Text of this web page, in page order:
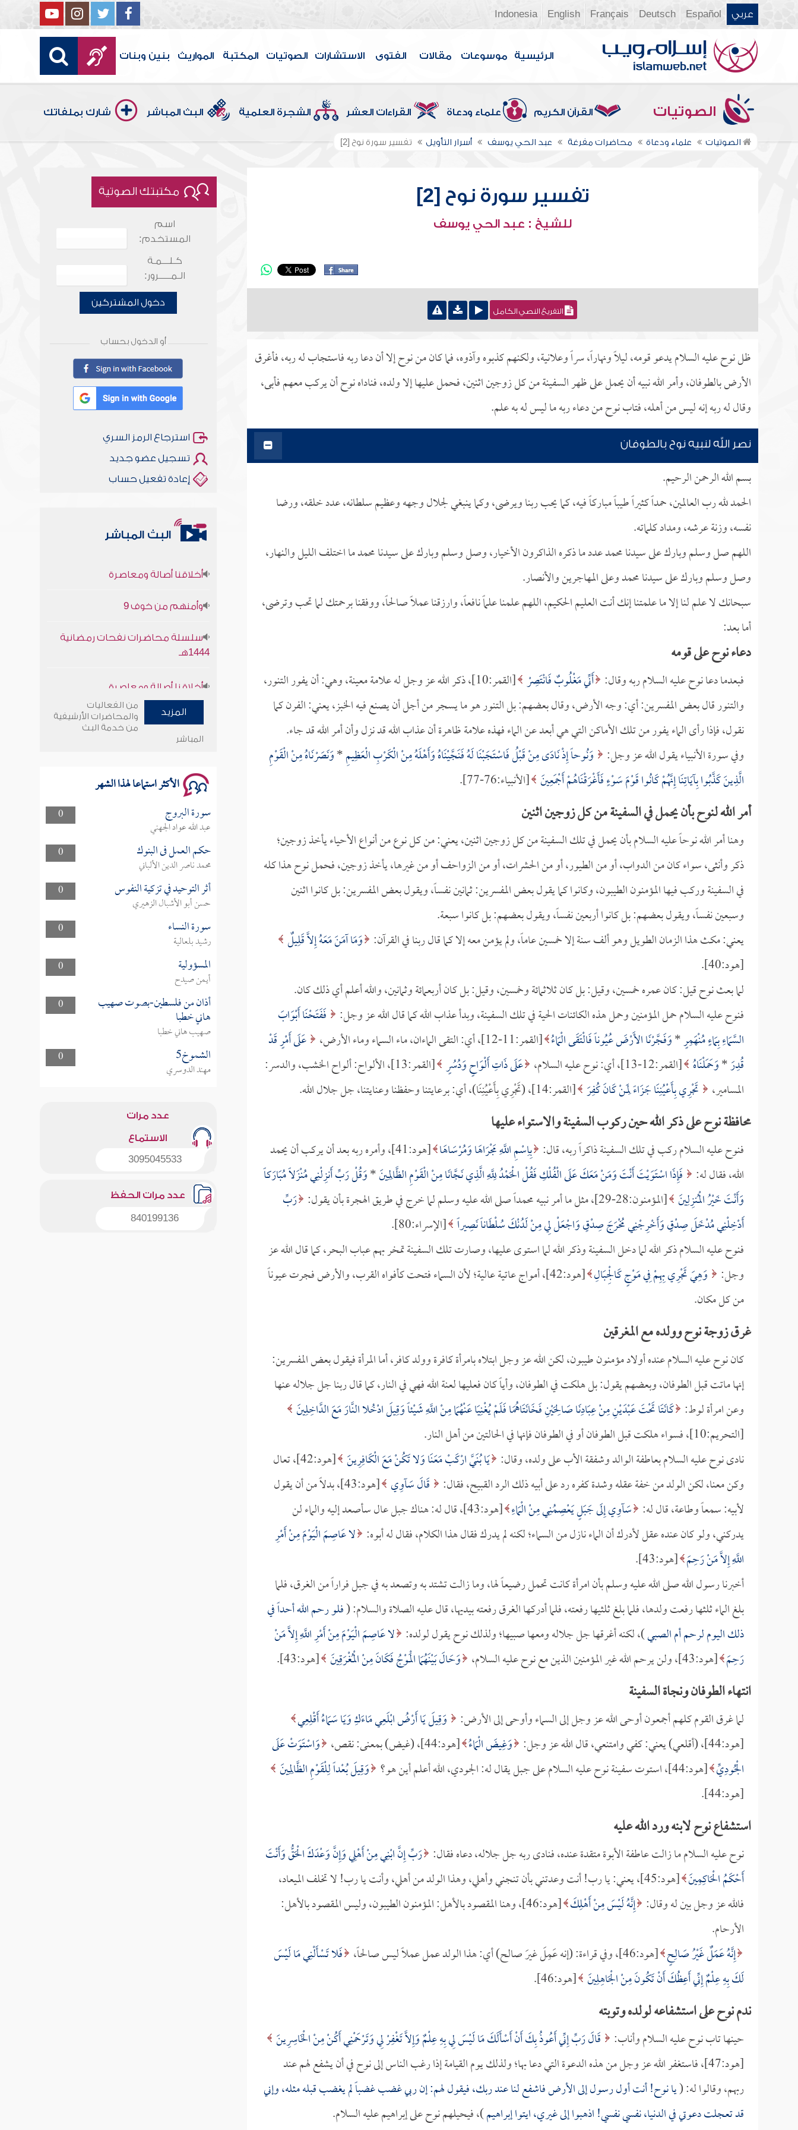
عربي Español
Deutsch
Français
English
Indonesia
الرئيسية موسوعات مقالات الفتوى الاستشارات الصوتيات المكتبة المواريث بنين وبنات
الصوتيات القرآن الكريم علماء ودعاة القراءات العشر الشجرة العلمية البث المباشر شارك بملفاتك
الصوتيات علماء ودعاة محاضرات مفرغة عبد الحي يوسف أسرار التأويل تفسير سورة نوح [2]
تفسير سورة نوح [2]
للشيخ : عبد الحي يوسف
التفريغ النصي الكامل
ظل نوح عليه السلام يدعو قومه، ليلاً ونهاراً، سراً وعلانية، ولكنهم كذبوه وآذوه، فما كان من نوح إلا أن دعا ربه فاستجاب له ربه، فأغرق
الأرض بالطوفان، وأمر الله نبيه أن يحمل على ظهر السفينة من كل زوجين اثنين، فحمل عليها إلا ولده، فناداه نوح أن يركب معهم فأبى،
وقال له ربه إنه ليس من أهله، فتاب نوح من دعاء ربه ما ليس له به علم.
نصر الله لنبيه نوح بالطوفان
بسم الله الرحمن الرحيم.
الحمد لله رب العالمين، حمداً كثيراً طيباً مباركاً فيه، كما يحب ربنا ويرضى، وكما ينبغي لجلال وجهه وعظيم سلطانه، عدد خلقه، ورضا
نفسه، وزنة عرشه، ومداد كلماته.
اللهم صل وسلم وبارك على سيدنا محمد عدد ما ذكره الذاكرون الأخيار، وصل وسلم وبارك على سيدنا محمد ما اختلف الليل والنهار،
وصل وسلم وبارك على سيدنا محمد وعلى المهاجرين والأنصار.
سبحانك لا علم لنا إلا ما علمتنا إنك أنت العليم الحكيم، اللهم علمنا علماً نافعاً، وارزقنا عملاً صالحاً، ووفقنا برحمتك لما تحب وترضى،
أما بعد:
دعاء نوح على قومه
فبعدما دعا نوح عليه السلام ربه وقال: أَنِّي مَغْلُوبٌ فَانْتَصِرْ
[القمر:10]، ذكر الله عز وجل له علامة معينة، وهي: أن يفور التنور،
والتنور قال بعض المفسرين: أي: وجه الأرض، وقال بعضهم: بل التنور هو ما يسجر من أجل أن يصنع فيه الخبز، يعني: الفرن كما
نقول، فإذا رأى الماء يفور من تلك الأماكن التي هي أبعد عن الماء فهذه علامة ظاهرة أن عذاب الله قد نزل وأن أمر الله قد جاء.
وفي سورة الأنبياء يقول الله عز وجل:
وَنُوحاً إِذْ نَادَى مِنْ قَبْلُ فَاسْتَجَبْنَا لَهُ فَنَجَّيْنَاهُ وَأَهْلَهُ مِنْ الْكَرْبِ الْعَظِيمِ*وَنَصَرْنَاهُ مِنْ الْقَوْمِ
الَّذِينَ كَذَّبُوا بِآيَاتِنَا إِنَّهُمْ كَانُوا قَوْمَ سَوْءٍ فَأَغْرَقْنَاهُمْ أَجْمَعِينَ [الأنبياء:76-77].
أمر الله لنوح بأن يحمل في السفينة من كل زوجين اثنين
وهنا أمر الله نوحاً عليه السلام بأن يحمل في تلك السفينة من كل زوجين اثنين، يعني: من كل نوع من أنواع الأحياء يأخذ زوجين؛
ذكر وأنثى، سواء كان من الدواب، أو من الطيور، أو من الحشرات، أو من الزواحف أو من غيرها، يأخذ زوجين، فحمل نوح هذا كله
في السفينة وركب فيها المؤمنون الطيبون، وكانوا كما يقول بعض المفسرين: ثمانين نفساً، ويقول بعض المفسرين: بل كانوا اثنين
وسبعين نفساً، ويقول بعضهم: بل كانوا أربعين نفساً، ويقول بعضهم: بل كانوا سبعة.
يعني: مكث هذا الزمان الطويل وهو ألف سنة إلا خمسين عاماً، ولم يؤمن معه إلا كما قال ربنا في القرآن: وَمَا آمَنَ مَعَهُ إِلاَّ قَلِيلٌ
[هود:40].
لما بعث نوح قيل: كان عمره خمسين، وقيل: بل كان ثلاثمائة وخمسين، وقيل: بل كان أربعمائة وثمانين، والله أعلم أي ذلك كان.
فنوح عليه السلام حمل المؤمنين وحمل هذه الكائنات الحية في تلك السفينة، وبدأ عذاب الله كما قال الله عز وجل:
فَفَتَحْنَا أَبْوَابَ
السَّمَاءِ بِمَاءٍ مُنْهَمِرٍ*وَفَجَّرْنَا الأَرْضَ عُيُوناً فَالْتَقَى الْمَاءُ [القمر:11-12]، أي: التقى الماءان، ماء السماء وماء الأرض،
عَلَى أَمْرٍ قَدْ
قُدِرَ*وَحَمَلْنَاهُ [القمر:12-13]، أي: نوح عليه السلام، عَلَى ذَاتِ أَلْوَاحٍ وَدُسُرٍ
[القمر:13]، الألواح: ألواح الخشب، والدسر:
المسامير،
تَجْرِي بِأَعْيُنِنَا جَزَاءً لِمَنْ كَانَ كُفِرَ [القمر:14]، (تَجْرِي بِأَعْيُنِنَا)، أي: برعايتنا وحفظنا وعنايتنا، جل جلال الله.
محافظة نوح على ذكر الله حين ركوب السفينة والاستواء عليها
فنوح عليه السلام ركب في تلك السفينة ذاكراً ربه، قال: بِاِسْمِ اللَّهِ مَجْرَاهَا وَمُرْسَاهَا
[هود:41]، وأمره ربه بعد أن يركب أن يحمد
الله، فقال له:
فَإِذَا اسْتَوَيْتَ أَنْتَ وَمَنْ مَعَكَ عَلَى الْفُلْكِ فَقُلْ الْحَمْدُ لِلَّهِ الَّذِي نَجَّانَا مِنْ الْقَوْمِ الظَّالِمِينَ*وَقُلْ رَبِّ أَنزِلْنِي مُنْزَلاً مُبَارَكاً
وَأَنْتَ خَيْرُ الْمُنزِلِينَ [المؤمنون:28-29]، مثل ما أمر نبيه محمداً صلى الله عليه وسلم لما خرج في طريق الهجرة بأن يقول:
رَبِّ
أَدْخِلْنِي مُدْخَلَ صِدْقٍ وَأَخْرِجْنِي مُخْرَجَ صِدْقٍ وَاجْعَلْ لِي مِنْ لَدُنْكَ سُلْطَاناً نَصِيراً [الإسراء:80].
فنوح عليه السلام ذكر الله لما دخل السفينة وذكر الله لما استوى عليها، وصارت تلك السفينة تمخر بهم عباب البحر، كما قال الله عز
وجل:
وَهِيَ تَجْرِي بِهِمْ فِي مَوْجٍ كَالْجِبَالِ
[هود:42]، أمواج عاتية عالية؛ لأن السماء فتحت كأفواه القرب، والأرض فجرت عيوناً
من كل مكان.
غرق زوجة نوح وولده مع المغرقين
كان نوح عليه السلام عنده أولاد مؤمنون طيبون، لكن الله عز وجل ابتلاه بامرأة كافرة وولد كافر، أما المرأة فيقول بعض المفسرين:
إنها ماتت قبل الطوفان، وبعضهم يقول: بل هلكت في الطوفان، وأياً كان فعليها لعنة الله فهي في النار، كما قال ربنا جل جلاله عنها
وعن امرأة لوط: كَانَتَا تَحْتَ عَبْدَيْنِ مِنْ عِبَادِنَا صَالِحَيْنِ فَخَانَتَاهُمَا فَلَمْ يُغْنِيَا عَنْهُمَا مِنْ اللَّهِ شَيْئاً وَقِيلَ ادْخُلا النَّارَ مَعَ الدَّاخِلِينَ
[التحريم:10]، فسواء هلكت قبل الطوفان أو في الطوفان فإنها في الحالتين من أهل النار.
نادى نوح عليه السلام بعاطفة الوالد وشفقة الأب على ولده، وقال: يَا بُنَيَّ ارْكَبْ مَعَنَا وَلا تَكُنْ مَعَ الْكَافِرِينَ
[هود:42]، تعال
وكن معنا، لكن الولد من خفة عقله وشدة كفره رد على أبيه ذلك الرد القبيح، فقال:
قَالَ سَآوِي
[هود:43]، بدلاً من أن يقول
لأبيه: سمعاً وطاعة، قال له: سَآوِي إِلَى جَبَلٍ يَعْصِمُنِي مِنْ الْمَاءِ
[هود:43]، قال له: هناك جبل عال سأصعد إليه والماء لن
يدركني، ولو كان عنده عقل لأدرك أن الماء نازل من السماء؛ لكنه لم يدرك فقال هذا الكلام، فقال له أبوه: لا عَاصِمَ الْيَوْمَ مِنْ أَمْرِ
اللَّهِ إِلاَّ مَنْ رَحِمَ [هود:43].
أخبرنا رسول الله صلى الله عليه وسلم بأن امرأة كانت تحمل رضيعاً لها، وما زالت تشتد به وتصعد به في جبل فراراً من الغرق، فلما
بلغ الماء ثلثها رفعت ولدها، فلما بلغ ثلثيها رفعته، فلما أدركها الغرق رفعته بيديها، قال عليه الصلاة والسلام: (فلو رحم الله أحداً في
ذلك اليوم لرحم أم الصبي)، لكنه أغرقها جل جلاله ومعها صبيها؛ ولذلك نوح يقول لولده: لا عَاصِمَ الْيَوْمَ مِنْ أَمْرِ اللَّهِ إِلاَّ مَنْ
رَحِمَ [هود:43]، ولن يرحم الله غير المؤمنين الذين مع نوح عليه السلام، وَحَالَ بَيْنَهُمَا الْمَوْجُ فَكَانَ مِنْ الْمُغْرَقِينَ [هود:43].
انتهاء الطوفان ونجاة السفينة
لما غرق القوم كلهم أجمعون أوحى الله عز وجل إلى السماء وأوحى إلى الأرض:
وَقِيلَ يَا أَرْضُ ابْلَعِي مَاءَكِ وَيَا سَمَاءُ أَقْلِعِي
[هود:44]، (أقلعي) يعني: كفي وامتنعي، قال الله عز وجل:
وَغِيضَ الْمَاءُ [هود:44]، (غيض) بمعنى: نقص،
وَاسْتَوَتْ عَلَى
الْجُودِيِّ [هود:44]، استوت سفينة نوح عليه السلام على جبل يقال له: الجودي، الله أعلم أين هو؟
وَقِيلَ بُعْداً لِلْقَوْمِ الظَّالِمِينَ
[هود:44].
استشفاع نوح لابنه ورد الله عليه
نوح عليه السلام ما زالت عاطفة الأبوة متقدة عنده، فنادى ربه جل جلاله، دعاه فقال: رَبِّ إِنَّ ابْنِي مِنْ أَهْلِي وَإِنَّ وَعْدَكَ الْحَقُّ وَأَنْتَ
أَحْكَمُ الْحَاكِمِينَ
[هود:45]، يعني: يا رب! أنت وعدتني بأن تنجني وأهلي، وهذا الولد من أهلي، وأنت يا رب! لا تخلف الميعاد،
فالله عز وجل بين له وقال: إِنَّهُ لَيْسَ مِنْ أَهْلِكَ
[هود:46]، وهنا المقصود بالأهل: المؤمنون الطيبون، وليس المقصود بالأهل:
الأرحام.
إِنَّهُ عَمَلٌ غَيْرُ صَالِحٍ [هود:46]، وفي قراءة: (إنه عَمِلَ غيرَ صالح) أي: هذا الولد عمل عملاً ليس صالحاً،
فَلا تَسْأَلْنِي مَا لَيْسَ
لَكَ بِهِ عِلْمٌ إِنِّي أَعِظُكَ أَنْ تَكُونَ مِنْ الْجَاهِلِينَ [هود:46].
ندم نوح على استشفاعه لولده وتوبته
حينها تاب نوح عليه السلام وأناب:
قَالَ رَبِّ إِنِّي أَعُوذُ بِكَ أَنْ أَسْأَلَكَ مَا لَيْسَ لِي بِهِ عِلْمٌ وَإِلاَّ تَغْفِرْ لِي وَتَرْحَمْنِي أَكُنْ مِنْ الْخَاسِرِينَ
[هود:47]، فاستغفر الله عز وجل من هذه الدعوة التي دعا بها؛ ولذلك يوم القيامة إذا رغب الناس إلى نوح في أن يشفع لهم عند
ربهم، وقالوا له: (يا نوح! أنت أول رسول إلى الأرض فاشفع لنا عند ربك، فيقول لهم: إن ربي غضب غضباً لم يغضب قبله مثله، وإني
قد تعجلت دعوتي في الدنيا، نفسي نفسي! اذهبوا إلى غيري، ايتوا إبراهيم)، فيحيلهم نوح على إبراهيم عليه السلام.
مكتبتك الصوتية
اسم
المستخدم:
كـلـــمـة
الـمـــــرور:
دخول المشتركين
أو الدخول بحساب
استرجاع الرمز السري
تسجيل عضو جديد
إعادة تفعيل حساب
البث المباشر
1444هـ
وأمنهم من خوف 9
سلسلة محاضرات نفحات رمضانية
1444هـ
المزيد
من الفعاليات
والمحاضرات الأرشيفية
من خدمة البث
المباشر
الأكثر استماعا لهذا الشهر
0 سورة البروج
عبد الله عواد الجهني
0
حكم العمل فى البنوك
محمد ناصر الدين الألباني
0
أثر التوحيد في تزكية النفوس
حسن أبو الأشبال الزهيري
0
سورة النساء
رشيد بلعالية
0
المسؤولية
أيمن صيدح
0
أذان من فلسطين-بصوت صهيب
هاني خطبا
صهيب هاني خطبا
0
الشموخ5
مهند الدوسري
عدد مرات
الاستماع
3095045533
عدد مرات الحفظ
840199136